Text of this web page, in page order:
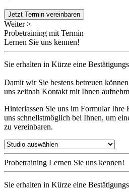
Jetzt Termin vereinbaren
Weiter >
Probetraining mit Termin
Lernen Sie uns kennen!
Sie erhalten in Kürze eine
Damit wir Sie bestens betreuen
uns zeitnah Kontakt mit Ihnen
Hinterlassen Sie uns im Formular Ihre
uns schnellstmöglich bei Ihnen, um
zu vereinbaren.
Probetraining Lernen Sie uns kennen!
Sie erhalten in Kürze eine